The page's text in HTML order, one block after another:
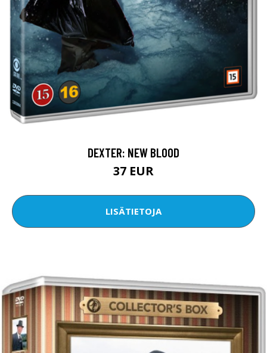
DEXTER: NEW BLOOD
37 EUR
LISÄTIETOJA